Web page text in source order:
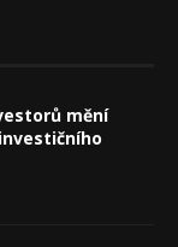
mění